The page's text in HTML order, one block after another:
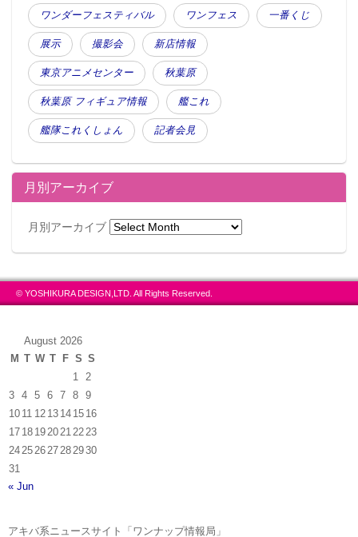
ワンダーフェスティバル ワンフェス 一番くじ
展示 撮影会 新店情報
東京アニメセンター 秋葉原
秋葉原 フィギュア情報 艦これ
艦隊これくしょん 記者会見
月別アーカイブ
月別アーカイブ
© YOSHIKURA DESIGN,LTD. All Rights Reserved.
August 2026
M T W T F S S
1
2
3
4 5 6 7 8
9
10 11 12 13 14 15 16
17 18 1920212223
24252627282930
31
« Jun
アキバ系ニュースサイト「ワンナップ情報局」